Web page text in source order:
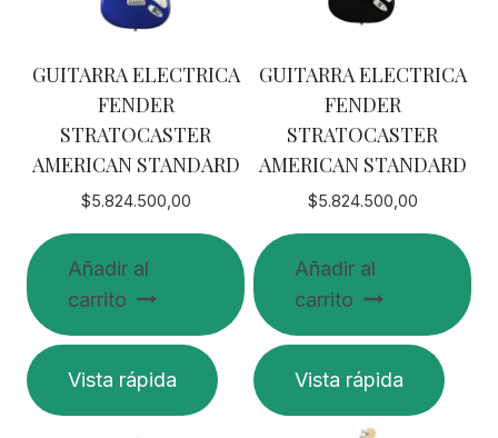
GUITARRA ELECTRICA
FENDER
STRATOCASTER
AMERICAN STANDARD
$5.824.500,00
Añadir al
carrito
Vista rápida
GUITARRA ELECTRICA
FENDER
STRATOCASTER
AMERICAN STANDARD
$5.824.500,00
Añadir al
carrito
Vista rápida